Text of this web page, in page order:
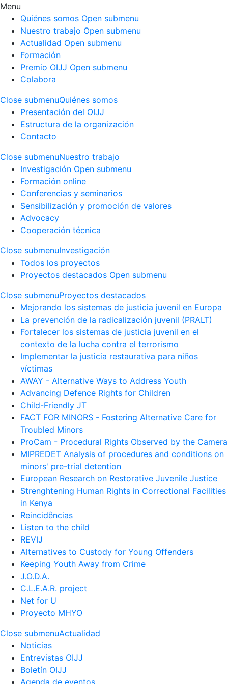
Menu
Quiénes somos Open submenu
Nuestro trabajo Open submenu
Actualidad Open submenu
Formación
Premio OIJJ Open submenu
Colabora
Close submenuQuiénes somos
Presentación del OIJJ
Estructura de la organización
Contacto
Close submenuNuestro trabajo
Investigación Open submenu
Formación online
Conferencias y seminarios
Sensibilización y promoción de valores
Advocacy
Cooperación técnica
Close submenuInvestigación
Todos los proyectos
Proyectos destacados Open submenu
Close submenuProyectos destacados
Mejorando los sistemas de justicia juvenil en Europa
La prevención de la radicalización juvenil (PRALT)
Fortalecer los sistemas de justicia juvenil en el
contexto de la lucha contra el terrorismo
Implementar la justicia restaurativa para niños
víctimas
AWAY - Alternative Ways to Address Youth
Advancing Defence Rights for Children
Child-Friendly JT
FACT FOR MINORS - Fostering Alternative Care for
Troubled Minors
ProCam - Procedural Rights Observed by the Camera
MIPREDET Analysis of procedures and conditions on
minors' pre-trial detention
European Research on Restorative Juvenile Justice
Strenghtening Human Rights in Correctional Facilities
in Kenya
Reincidências
Listen to the child
REVIJ
Alternatives to Custody for Young Offenders
Keeping Youth Away from Crime
J.O.D.A.
C.L.E.A.R. project
Net for U
Proyecto MHYO
Close submenuActualidad
Noticias
Entrevistas OIJJ
Boletín OIJJ
Agenda de eventos